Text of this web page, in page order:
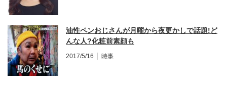
油性ペンおじさんが月曜から夜更かしで話題!ど
んな人?化粧前素顔も
2017/5/16 時事